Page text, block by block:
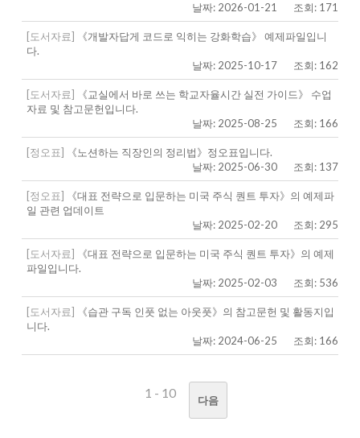
날짜: 2026-01-21
조회: 171
[도서자료]
《개발자답게 코드로 익히는 강화학습》 예제파일입니
다.
날짜: 2025-10-17
조회: 162
[도서자료]
《교실에서 바로 쓰는 학교자율시간 실전 가이드》 수업
자료 및 참고문헌입니다.
날짜: 2025-08-25
조회: 166
[정오표]
《노션하는 직장인의 정리법》정오표입니다.
날짜: 2025-06-30
조회: 137
[정오표]
《대표 전략으로 입문하는 미국 주식 퀀트 투자》의 예제파
일 관련 업데이트
날짜: 2025-02-20
조회: 295
[도서자료]
《대표 전략으로 입문하는 미국 주식 퀀트 투자》의 예제
파일입니다.
날짜: 2025-02-03
조회: 536
[도서자료]
《습관 구독 인풋 없는 아웃풋》의 참고문헌 및 활동지입
니다.
날짜: 2024-06-25
조회: 166
1 - 10 다음